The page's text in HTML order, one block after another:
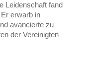
Leidenschaft fand
erwarb in
avancierte zu
der Vereinigten